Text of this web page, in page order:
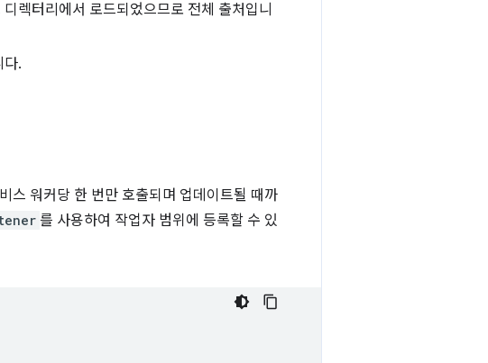
렉터리에서 로드되었으므로 전체 출처입니
다.
스 워커당 한 번만 호출되며 업데이트될 때까
를 사용하여 작업자 범위에 등록할 수 있